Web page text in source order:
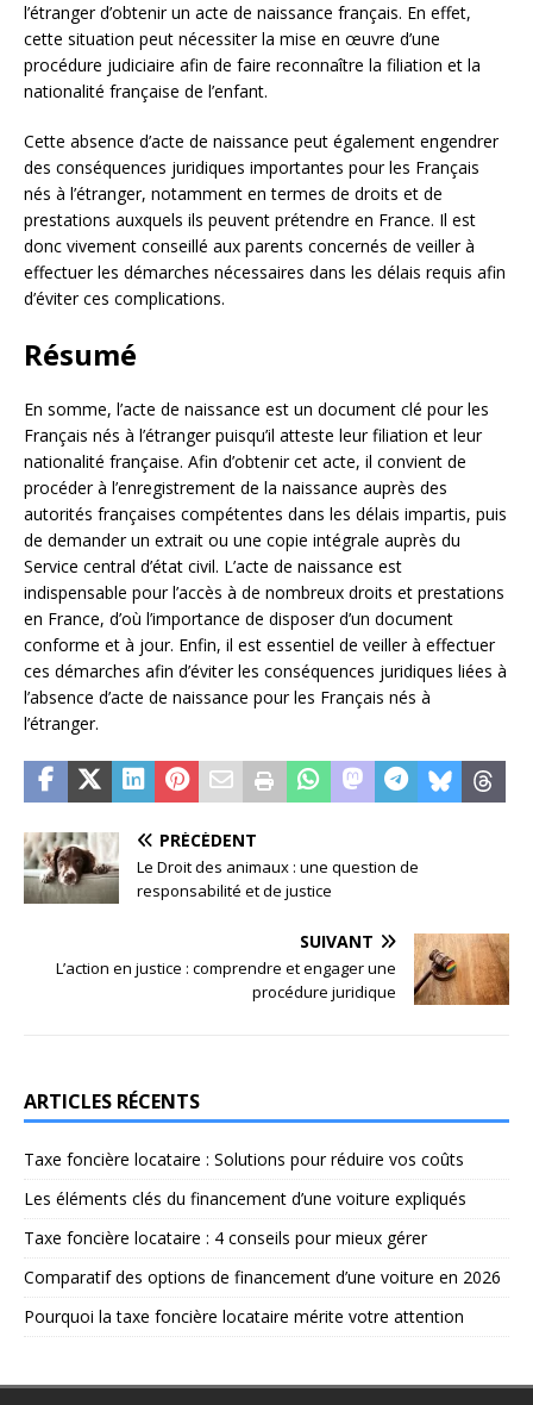
l’étranger d’obtenir un acte de naissance français. En effet,
cette situation peut nécessiter la mise en œuvre d’une
procédure judiciaire afin de faire reconnaître la filiation et la
nationalité française de l’enfant.
Cette absence d’acte de naissance peut également engendrer
des conséquences juridiques importantes pour les Français
nés à l’étranger, notamment en termes de droits et de
prestations auxquels ils peuvent prétendre en France. Il est
donc vivement conseillé aux parents concernés de veiller à
effectuer les démarches nécessaires dans les délais requis afin
d’éviter ces complications.
Résumé
En somme, l’acte de naissance est un document clé pour les
Français nés à l’étranger puisqu’il atteste leur filiation et leur
nationalité française. Afin d’obtenir cet acte, il convient de
procéder à l’enregistrement de la naissance auprès des
autorités françaises compétentes dans les délais impartis, puis
de demander un extrait ou une copie intégrale auprès du
Service central d’état civil. L’acte de naissance est
indispensable pour l’accès à de nombreux droits et prestations
en France, d’où l’importance de disposer d’un document
conforme et à jour. Enfin, il est essentiel de veiller à effectuer
ces démarches afin d’éviter les conséquences juridiques liées à
l’absence d’acte de naissance pour les Français nés à
l’étranger.
PRÉCÉDENT
Le Droit des animaux : une question de
responsabilité et de justice
SUIVANT
L’action en justice : comprendre et engager une
procédure juridique
ARTICLES RÉCENTS
Taxe foncière locataire : Solutions pour réduire vos coûts
Les éléments clés du financement d’une voiture expliqués
Taxe foncière locataire : 4 conseils pour mieux gérer
Comparatif des options de financement d’une voiture en 2026
Pourquoi la taxe foncière locataire mérite votre attention